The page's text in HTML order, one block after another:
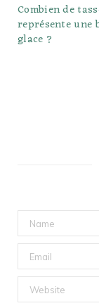
Combien de
représente une
glace ?